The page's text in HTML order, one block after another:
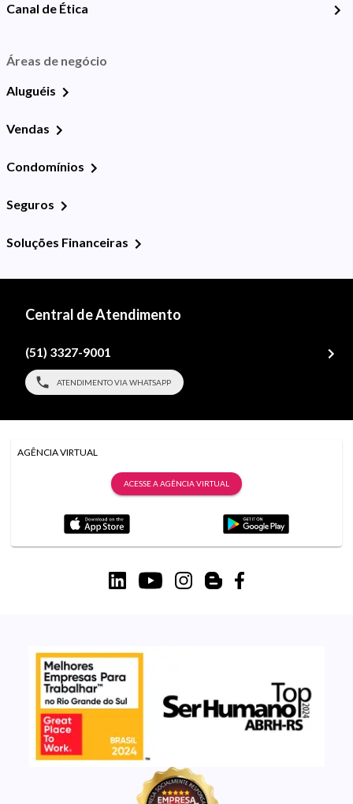
Canal de Ética
Áreas de negócio
Aluguéis
Vendas
Condomínios
Seguros
Soluções Financeiras
Central de Atendimento
(51) 3327-9001
ATENDIMENTO VIA WHATSAPP
AGÊNCIA VIRTUAL
ACESSE A AGÊNCIA VIRTUAL